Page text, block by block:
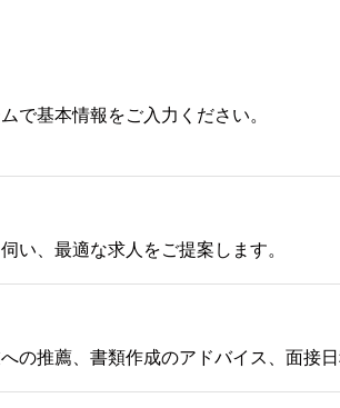
で基本情報をご入力ください。
い、最適な求人をご提案します。
の推薦、書類作成のアドバイス、面接